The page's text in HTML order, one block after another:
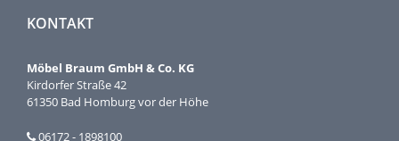
KONTAKT
Möbel Braum GmbH & Co. KG
Kirdorfer Straße 42
61350 Bad Homburg vor der Höhe
06172 - 1898100